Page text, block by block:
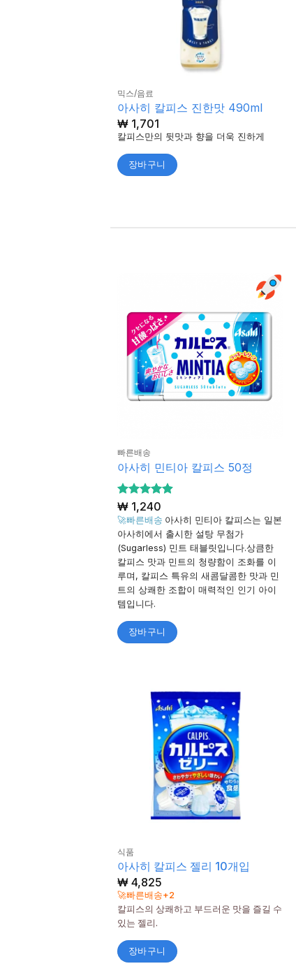
믹스/음료
아사히 칼피스 진한맛 490ml
₩1,701
칼피스만의 뒷맛과 향을 더욱 진하게
장바구니
빠른배송
아사히 민티아 칼피스 50정
5 중에서
4.9로 평가
됨
₩1,240
🚀빠른배송 아사히 민티아 칼피스는 일본
아사히에서 출시한 설탕 무첨가
(Sugarless) 민트 태블릿입니다.상큼한
칼피스 맛과 민트의 청량함이 조화를 이
루며, 칼피스 특유의 새콤달콤한 맛과 민
트의 상쾌한 조합이 매력적인 인기 아이
템입니다.
장바구니
식품
아사히 칼피스 젤리 10개입
₩4,825
🚀빠른배송+2
칼피스의 상쾌하고 부드러운 맛을 즐길 수
있는 젤리.
장바구니